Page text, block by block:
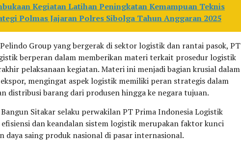
Kegiatan Latihan Peningkatan Kemampuan Teknis
Polmas Jajaran Polres Sibolga Tahun Anggaran 2025
Group yang bergerak di sektor logistik dan rantai pasok, PT
berperan dalam memberikan materi terkait prosedur logistik
pelaksanaan kegiatan. Materi ini menjadi bagian krusial dalam
mengingat aspek logistik memiliki peran strategis dalam
distribusi barang dari produsen hingga ke negara tujuan.
Sitakar selaku perwakilan PT Prima Indonesia Logistik
efisiensi dan keandalan sistem logistik merupakan faktor kunci
daya saing produk nasional di pasar internasional.